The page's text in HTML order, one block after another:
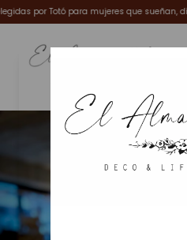
por Totó para mujeres que sueñan,